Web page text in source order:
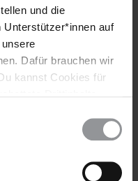
und die
auf
Dafür brauchen wir
kannst Cookies für
Du über den Link
und stimme